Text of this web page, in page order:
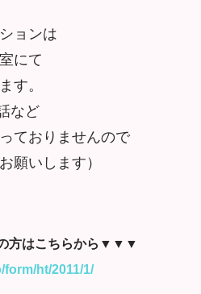
ョンは
にて
す。
など
ておりませんので
願いします）
方はこちらから▼▼▼
ht/2011/1/